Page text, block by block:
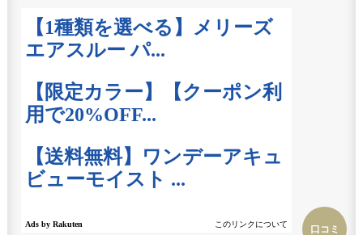
口コミ